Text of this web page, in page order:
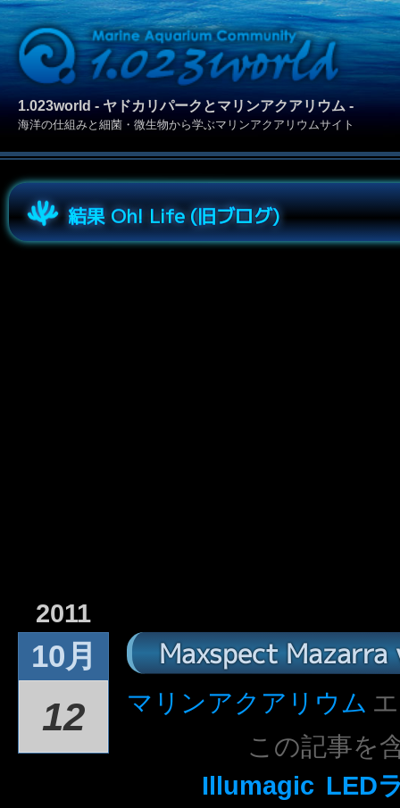
1.023world - ヤドカリパークとマリンアクアリウム -
海洋の仕組みと細菌・微生物から学ぶマリンアクアリウムサイト
結果 Oh! Life (旧ブログ)
2011
10月
12
Maxspect Mazarra
マリンアクアリウム
この記事を
Illumagic LED